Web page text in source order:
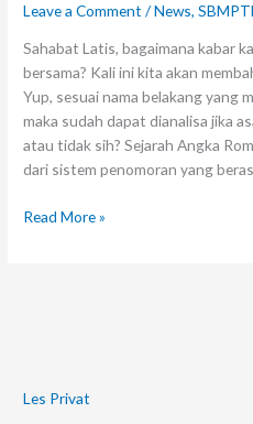
Leave a Comment /News,
Sahabat Latis, bagaimana kabar
bersama? Kali ini kita akan
Yup, sesuai nama belakang yang
maka sudah dapat dianalisa jika
atau tidak sih? Sejarah Angka
dari sistem penomoran yang
Read More »
Les Privat